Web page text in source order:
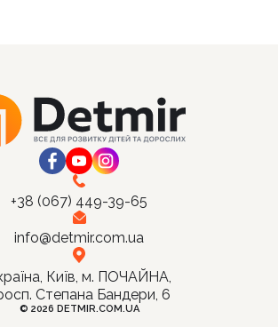
+38 (067) 449-39-65
info@detmir.com.ua
Київ, м. ПОЧАЙНА,
Степана Бандери, 6
© 2026 DETMIR.COM.UA